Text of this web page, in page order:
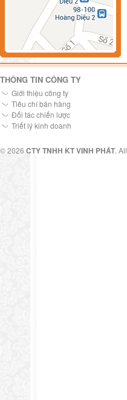
THÔNG TIN CÔNG TY
Giới thiệu công ty
Tiêu chí bán hàng
Đối tác chiến lược
Triết lý kinh doanh
© 2026 CTY TNHH KT VINH PHÁT.